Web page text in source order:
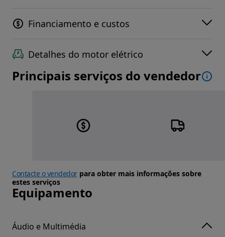
Financiamento e custos
Detalhes do motor elétrico
Principais serviços do vendedor
Contacte o vendedorpara obter mais informações sobre
estes serviços
Equipamento
Áudio e Multimédia